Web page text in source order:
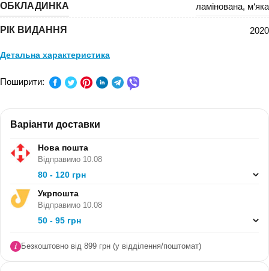
ОБКЛАДИНКА ламінована, м‘яка
РІК ВИДАННЯ 2020
Детальна характеристика
ПРЕДМЕТ:
СЕРІЯ:
В ПАЧЦІ (ШТ):
Поширити:
Варіанти доставки
Нова пошта
Відправимо 10.08
80 - 120 грн
Укрпошта
Відправимо 10.08
50 - 95 грн
Безкоштовно від 899 грн (у відділення/поштомат)